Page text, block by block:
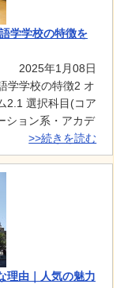
学学校の特徴を
2025年1月08日
学学校の特徴2 オ
2.1 選択科目(コア
ション系・アカデ
>>続きを読む
理由｜人気の魅力